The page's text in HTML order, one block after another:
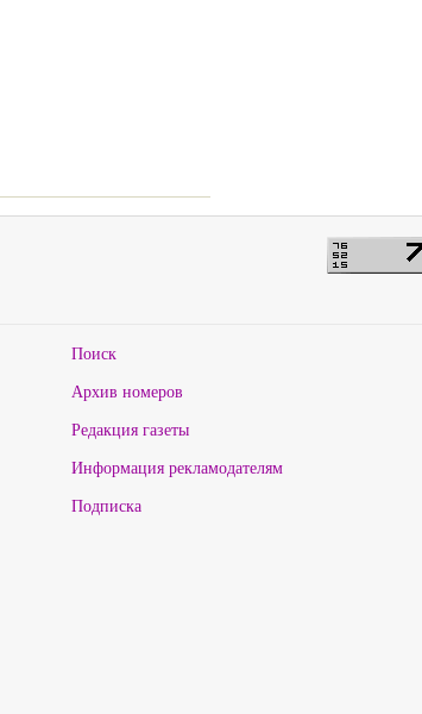
Поиск
Архив номеров
Редакция газеты
Информация рекламодателям
Подписка